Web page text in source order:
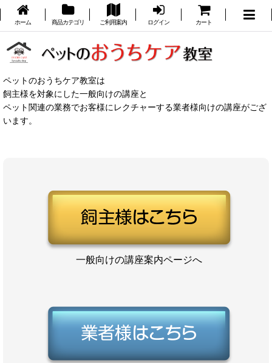
ホーム 商品カテゴリ ご利用案内 ログイン カート
ペットのおうちケア教室は
飼主様を対象にした一般向けの講座と
ペット関連の業務でお客様にレクチャーする業者様向けの講座がござ
います。
一般向けの講座案内ページへ